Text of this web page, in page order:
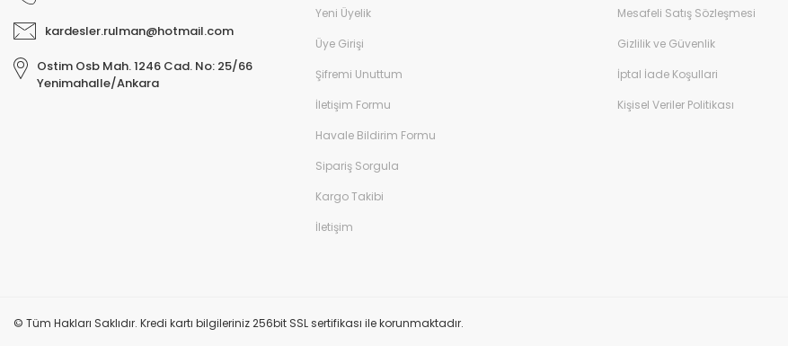
kardesler.rulman@hotmail.com
Ostim Osb Mah. 1246 Cad. No: 25/66
Yenimahalle/Ankara
Yeni Üyelik
Üye Girişi
Şifremi Unuttum
İletişim Formu
Havale Bildirim Formu
Sipariş Sorgula
Kargo Takibi
İletişim
Mesafeli Satış Sözleşmesi
Gizlilik ve Güvenlik
İptal İade Koşullari
Kişisel Veriler Politikası
© Tüm Hakları Saklıdır. Kredi kartı bilgileriniz 256bit SSL sertifikası ile korunmaktadır.